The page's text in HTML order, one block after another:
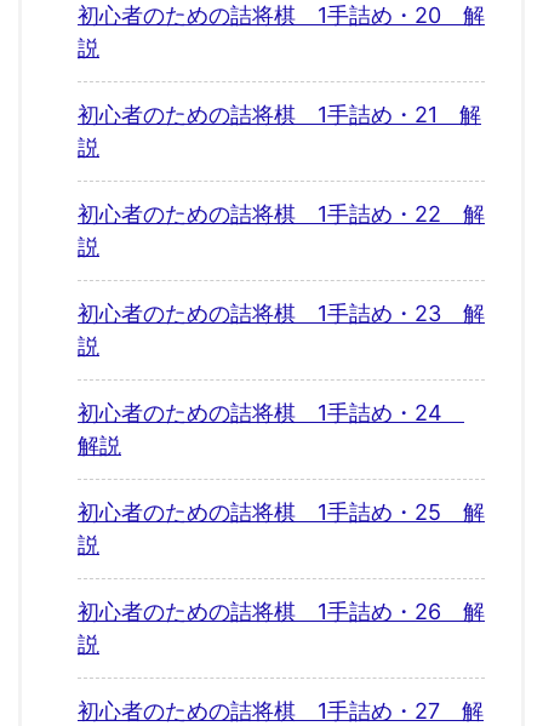
初心者のための詰将棋 1手詰め・20 解
説
初心者のための詰将棋 1手詰め・21 解
説
初心者のための詰将棋 1手詰め・22 解
説
初心者のための詰将棋 1手詰め・23 解
説
初心者のための詰将棋 1手詰め・24
解説
初心者のための詰将棋 1手詰め・25 解
説
初心者のための詰将棋 1手詰め・26 解
説
初心者のための詰将棋 1手詰め・27 解